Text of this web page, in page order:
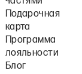
Подарочная
карта
Программа
лояльности
Блог